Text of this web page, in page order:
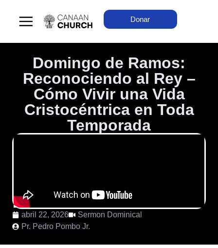
Donar
Domingo de Ramos:
Reconociendo al Rey –
Cómo Vivir una Vida
Cristocéntrica en Toda
Temporada
abril 22, 2026
Sermon Dominical
Pr. Pedro Pombo Jr.